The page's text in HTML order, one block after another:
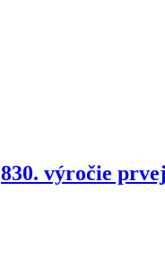
830. výročie